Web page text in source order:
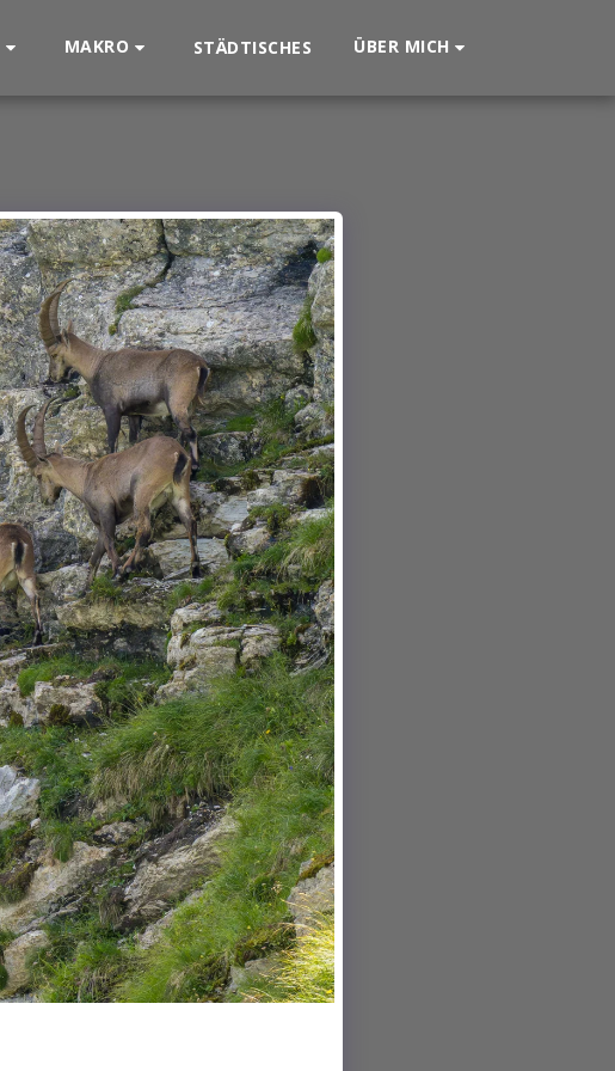
MAKRO STÄDTISCHES ÜBER MICH